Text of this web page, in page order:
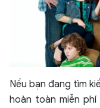
Nếu bạn đang tìm
hoàn toàn miễn